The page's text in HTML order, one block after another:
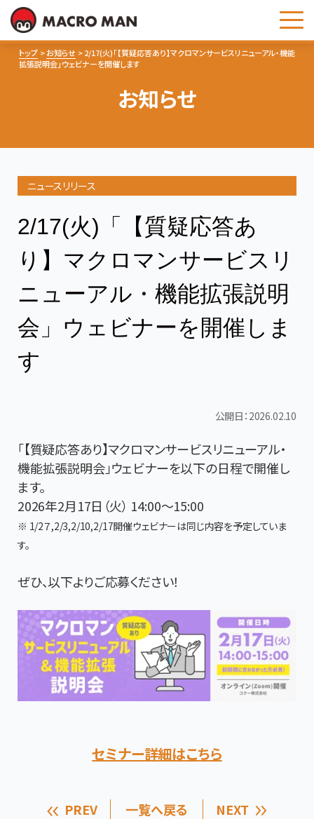
トップ お知らせ
2/17(火)「【質疑応答あり】マクロマンサービスリニューアル・機能
拡張説明会」ウェビナーを開催します
お知らせ
ニュースリリース
2/17(火)「【質疑応答あ
り】マクロマンサービスリ
ニューアル・機能拡張説明
会」ウェビナーを開催しま
す
公開日：2026.02.10
「【質疑応答あり】マクロマンサービスリニューアル・
機能拡張説明会」ウェビナーを以下の日程で開催し
ます。
2026年2月17日（火） 14:00～15:00
※ 1/2７,2/3,2/10,2/17開催ウェビナーは同じ内容を予定していま
す。
ぜひ、以下よりご応募ください！
セミナー詳細はこちら
PREV 一覧へ戻る NEXT